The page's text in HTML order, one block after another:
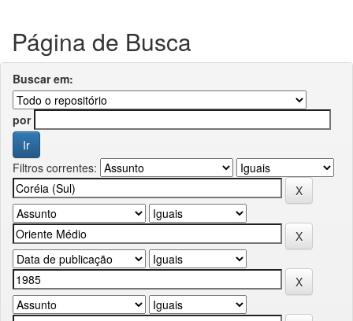
Página de Busca
Buscar em:
por
Filtros correntes: